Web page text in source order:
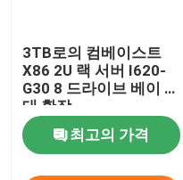
서버 메모리 램
재공급된 스토리지 서버
SFP 송수신기 모듈
3TB로의 컴베이스트
X86 2U 랙 서버 I620-
G30 8 드라이브 베이 최
대 확장
최고의 가격